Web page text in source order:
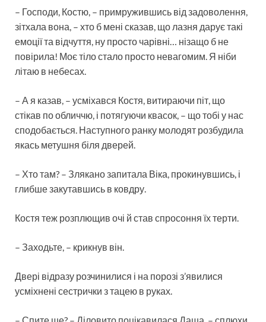
– Господи, Костю, – примружившись від задоволення,
зітхала вона, – хто б мені сказав, що лазня дарує такі
емоції та відчуття, ну просто чарівні… нізащо б не
повірила! Моє тіло стало просто невагомим. Я ніби
літаю в небесах.
– А я казав, – усміхався Костя, витираючи піт, що
стікав по обличчю, і потягуючи квасок, – що тобі у нас
сподобається. Наступного ранку молодят розбудила
якась метушня біля дверей.
– Хто там? – Злякано запитала Віка, прокинувшись, і
глибше закутавшись в ковдру.
Костя теж розплющив очі й став спросоння їх терти.
– Заходьте, – крикнув він.
Двері відразу розчинилися і на порозі з’явилися
усміхнені сестрички з тацею в руках.